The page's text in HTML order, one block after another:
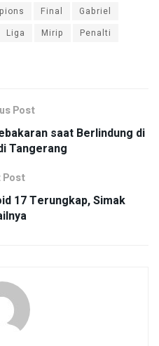
Final
Gabriel
Liga Mirip
Penalti
Post
saat Berlindung di
Tangerang
Post
17 Terungkap, Simak